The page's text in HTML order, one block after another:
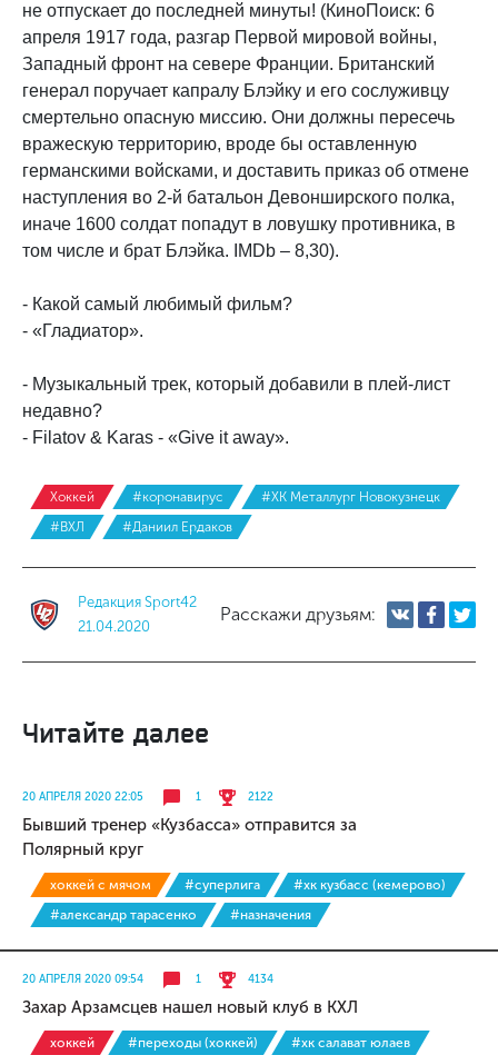
не отпускает до последней минуты! (КиноПоиск: 6
апреля 1917 года, разгар Первой мировой войны,
Западный фронт на севере Франции. Британский
генерал поручает капралу Блэйку и его сослуживцу
смертельно опасную миссию. Они должны пересечь
вражескую территорию, вроде бы оставленную
германскими войсками, и доставить приказ об отмене
наступления во 2-й батальон Девонширского полка,
иначе 1600 солдат попадут в ловушку противника, в
том числе и брат Блэйка. IMDb – 8,30).
- Какой самый любимый фильм?
- «Гладиатор».
- Музыкальный трек, который добавили в плей-лист
недавно?
- Filatov & Karas - «Give it away».
Хоккей #коронавирус
#ХК Металлург Новокузнецк
#ВХЛ
#Даниил Ердаков
Редакция Sport42
21.04.2020
Расскажи друзьям:
Читайте далее
20 АПРЕЛЯ 2020 22:05 1 2122
Бывший тренер «Кузбасса» отправится за
Полярный круг
хоккей с мячом #суперлига
#хк кузбасс (кемерово)
#александр тарасенко
#назначения
20 АПРЕЛЯ 2020 09:54 1 4134
Захар Арзамсцев нашел новый клуб в КХЛ
хоккей #переходы (хоккей)
#хк салават юлаев